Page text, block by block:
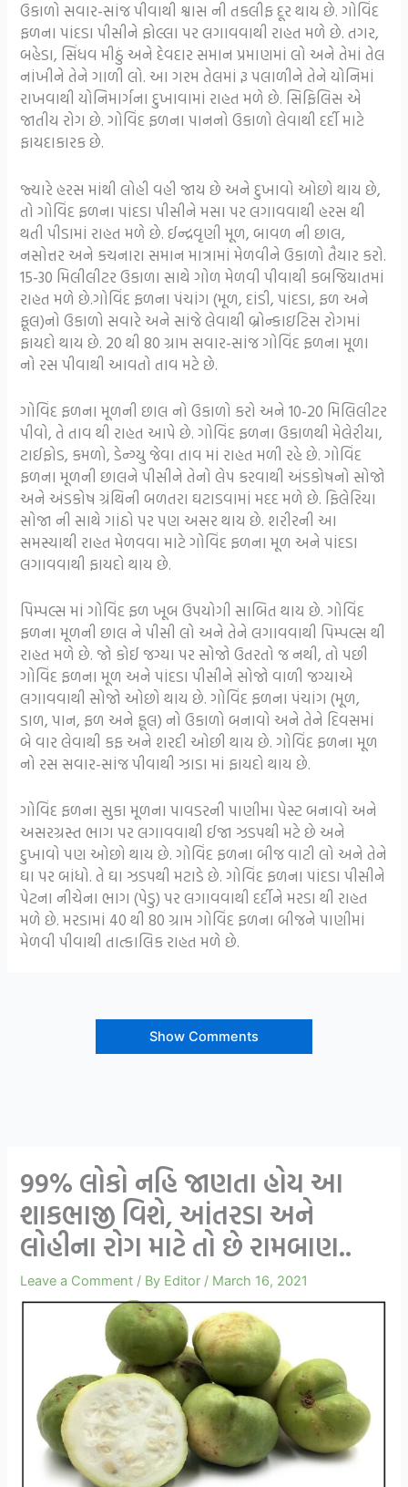
ઉકાળો સવાર-સાંજ પીવાથી શ્વાસ ની તકલીફ દૂર થાય છે. ગોવિંદ
ફળના પાંદડા પીસીને ફોલ્લા પર લગાવવાથી રાહત મળે છે. તગર,
બહેડા, સિંધવ મીઠું અને દેવદાર સમાન પ્રમાણમાં લો અને તેમાં તેલ
નાંખીને તેને ગાળી લો. આ ગરમ તેલમાં રૂ પલાળીને તેને યોનિમાં
રાખવાથી યોનિમાર્ગના દુખાવામાં રાહત મળે છે. સિફિલિસ એ
જાતીય રોગ છે. ગોવિંદ ફળના પાનનો ઉકાળો લેવાથી દર્દી માટે
ફાયદાકારક છે.
જ્યારે હરસ માંથી લોહી વહી જાય છે અને દુખાવો ઓછો થાય છે,
તો ગોવિંદ ફળના પાંદડા પીસીને મસા પર લગાવવાથી હરસ થી
થતી પીડામાં રાહત મળે છે. ઈન્દ્રવૃણી મૂળ, બાવળ ની છાલ,
નસોત્તર અને કચનારા સમાન માત્રામાં મેળવીને ઉકાળો તૈયાર કરો.
15-30 મિલીલીટર ઉકાળા સાથે ગોળ મેળવી પીવાથી કબજિયાતમાં
રાહત મળે છે.ગોવિંદ ફળના પંચાંગ (મૂળ, દાંડી, પાંદડા, ફળ અને
ફૂલ)નો ઉકાળો સવારે અને સાંજે લેવાથી બ્રોન્કાઇટિસ રોગમાં
ફાયદો થાય છે. 20 થી 80 ગ્રામ સવાર-સાંજ ગોવિંદ ફળના મૂળા
નો રસ પીવાથી આવતો તાવ મટે છે.
ગોવિંદ ફળના મૂળની છાલ નો ઉકાળો કરો અને 10-20 મિલિલીટર
પીવો, તે તાવ થી રાહત આપે છે. ગોવિંદ ફળના ઉકાળથી મેલેરીયા,
ટાઈફોડ, કમળો, ડેન્ગ્યુ જેવા તાવ માં રાહત મળી રહે છે. ગોવિંદ
ફળના મૂળની છાલને પીસીને તેનો લેપ કરવાથી અંડકોષનો સોજો
અને અંડકોષ ગ્રંથિની બળતરા ઘટાડવામાં મદદ મળે છે. ફિલેરિયા
સોજા ની સાથે ગાંઠો પર પણ અસર થાય છે. શરીરની આ
સમસ્યાથી રાહત મેળવવા માટે ગોવિંદ ફળના મૂળ અને પાંદડા
લગાવવાથી ફાયદો થાય છે.
પિમ્પલ્સ માં ગોવિંદ ફળ ખૂબ ઉપયોગી સાબિત થાય છે. ગોવિંદ
ફળના મૂળની છાલ ને પીસી લો અને તેને લગાવવાથી પિમ્પલ્સ થી
રાહત મળે છે. જો કોઈ જગ્યા પર સોજો ઉતરતો જ નથી, તો પછી
ગોવિંદ ફળના મૂળ અને પાંદડા પીસીને સોજો વાળી જગ્યાએ
લગાવવાથી સોજો ઓછો થાય છે. ગોવિંદ ફળના પંચાંગ (મૂળ,
ડાળ, પાન, ફળ અને ફૂલ) નો ઉકાળો બનાવો અને તેને દિવસમાં
બે વાર લેવાથી કફ અને શરદી ઓછી થાય છે. ગોવિંદ ફળના મૂળ
નો રસ સવાર-સાંજ પીવાથી ઝાડા માં ફાયદો થાય છે.
ગોવિંદ ફળના સુકા મૂળના પાવડરની પાણીમા પેસ્ટ બનાવો અને
અસરગ્રસ્ત ભાગ પર લગાવવાથી ઈજા ઝડપથી મટે છે અને
દુખાવો પણ ઓછો થાય છે. ગોવિંદ ફળના બીજ વાટી લો અને તેને
ઘા પર બાંધો. તે ઘા ઝડપથી મટાડે છે. ગોવિંદ ફળના પાંદડા પીસીને
પેટના નીચેના ભાગ (પેડુ) પર લગાવવાથી દર્દીને મરડા થી રાહત
મળે છે. મરડામાં 40 થી 80 ગ્રામ ગોવિંદ ફળના બીજને પાણીમાં
મેળવી પીવાથી તાત્કાલિક રાહત મળે છે.
Show Comments
99% લોકો નહિ જાણતા હોય આ
શાકભાજી વિશે, આંતરડા અને
લોહીના રોગ માટે તો છે રામબાણ..
Leave a Comment / By Editor / March 16, 2021